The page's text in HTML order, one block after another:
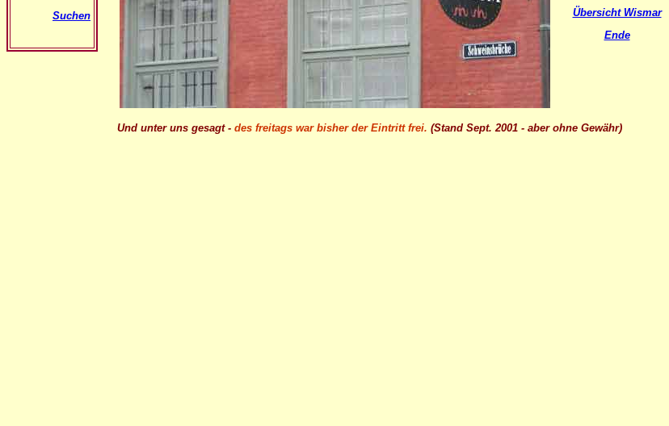
Suchen
Übersicht Wismar
Ende
Und unter uns gesagt - des freitags war bisher der Eintritt frei. (Stand Sept. 2001 - aber ohne Gewähr)